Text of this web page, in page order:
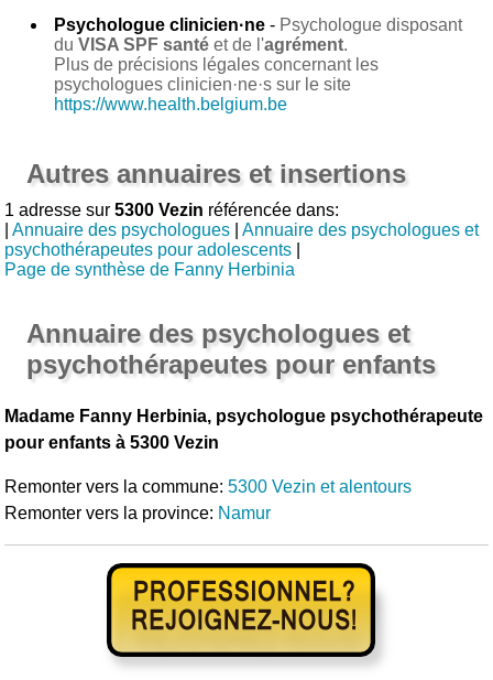
Psychologue clinicien·ne - Psychologue disposant
duVISA SPF santé et de l'agrément.
Plus de précisions légales concernant les
psychologues clinicien·ne·s sur le site
https://www.health.belgium.be
Autres annuaires et insertions
1 adresse sur5300 Vezin référencée dans:
|Annuaire des psychologues |Annuaire des psychologues et
psychothérapeutes pour adolescents
Page de synthèse de Fanny Herbinia
Annuaire des psychologues et
psychothérapeutes pour enfants
Madame Fanny Herbinia, psychologue psychothérapeute
pour enfants à 5300 Vezin
Remonter vers la commune:5300 Vezin et alentours
Remonter vers la province: Namur